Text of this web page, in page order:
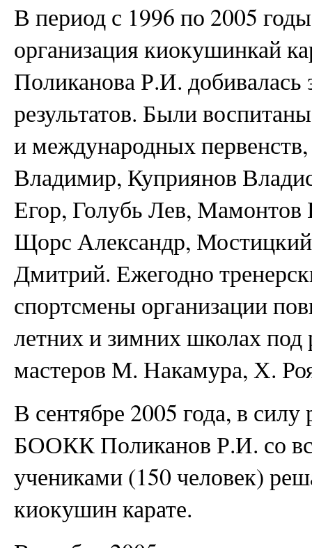
В период с 1996 по 2005
организация киокушинкай
Поликанова Р.И.
результатов. Были
и международных
Владимир, Куприянов
Егор, Голубь Лев,
Щорс Александр,
Дмитрий. Ежегодно
спортсмены организации
летних и зимних школах под
мастеров М. Накамура, Х.
В сентябре 2005 года, в
БООКК Поликанов Р.И. со
учениками (150 человек)
киокушин карате.